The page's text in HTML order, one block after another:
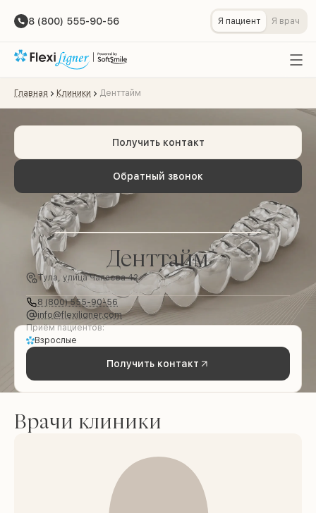
8 (800) 555-90-56 Я пациент Я врач
Главная Клиники Денттайм
Обратный звонок
Получить контакт
Денттайм
Тула, улица Чапаева 42
8 (800) 555-90-56
info@flexiligner.com
Приём пациентов:
Взрослые
Получить контакт
Врачи клиники